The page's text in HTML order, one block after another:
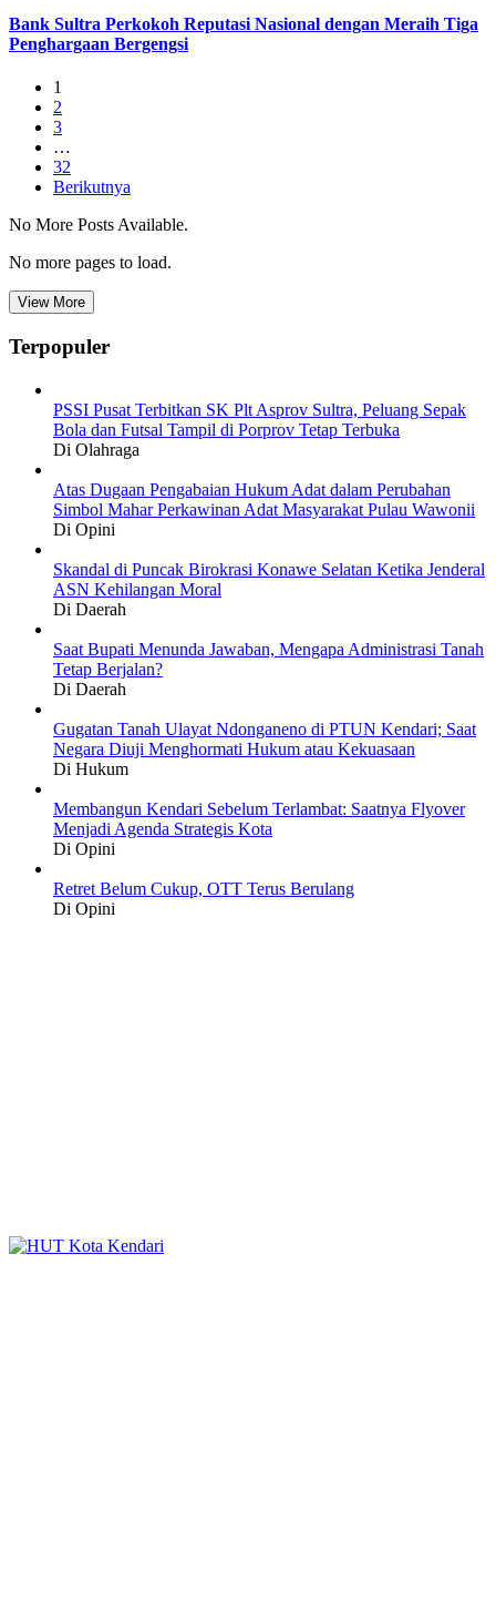
Bank Sultra Perkokoh Reputasi Nasional dengan Meraih Tiga
Penghargaan Bergengsi
1
2
3
…
32
Berikutnya
No More Posts Available.
No more pages to load.
View More
Terpopuler
PSSI Pusat Terbitkan SK Plt Asprov Sultra, Peluang Sepak
Bola dan Futsal Tampil di Porprov Tetap Terbuka
Di Olahraga
Atas Dugaan Pengabaian Hukum Adat dalam Perubahan
Simbol Mahar Perkawinan Adat Masyarakat Pulau Wawonii
Di Opini
Skandal di Puncak Birokrasi Konawe Selatan Ketika Jenderal
ASN Kehilangan Moral
Di Daerah
Saat Bupati Menunda Jawaban, Mengapa Administrasi Tanah
Tetap Berjalan?
Di Daerah
Gugatan Tanah Ulayat Ndonganeno di PTUN Kendari; Saat
Negara Diuji Menghormati Hukum atau Kekuasaan
Di Hukum
Membangun Kendari Sebelum Terlambat: Saatnya Flyover
Menjadi Agenda Strategis Kota
Di Opini
Retret Belum Cukup, OTT Terus Berulang
Di Opini